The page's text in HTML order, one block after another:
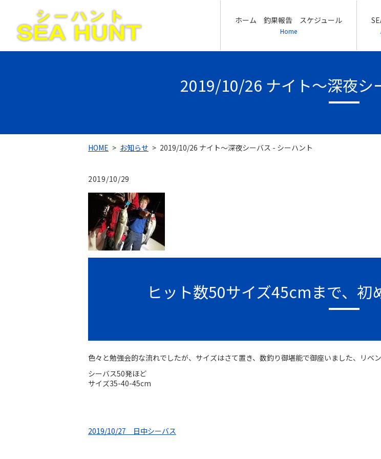
ホーム 釣果報告 スケジュール
Home
2019/10/26 ナイト～深夜シ
HOME お知らせ 2019/10/26 ナイト～深夜シーバス - シーハント
2019/10/29
ヒット数50サイズ45cmまで、初
色々と勉強会的な流れでしたが、サイズはさて置き、数釣り御堪能で御座いました、リベ
シーバス50発ほど
サイズ35-40-45cm
2019/10/27 日中シーバス